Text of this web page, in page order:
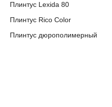
Плинтус Lexida 80
Плинтус Rico Color
Плинтус дюрополимерный